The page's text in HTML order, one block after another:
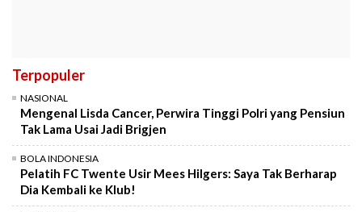
Terpopuler
NASIONAL
Mengenal Lisda Cancer, Perwira Tinggi Polri yang Pensiun
Tak Lama Usai Jadi Brigjen
BOLA INDONESIA
Pelatih FC Twente Usir Mees Hilgers: Saya Tak Berharap
Dia Kembali ke Klub!